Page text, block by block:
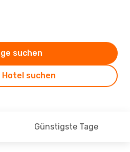
Hotel suchen
suchen
Günstigste Tage